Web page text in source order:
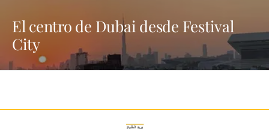
El centro de Dubai desde Festival
City